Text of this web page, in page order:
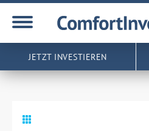
JETZT INVESTIEREN